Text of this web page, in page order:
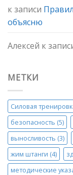
к записи
объясню
Алексей к
МЕТКИ
Силовая
безопасность (5)
выносливость (3)
жим штанги (4)
методические